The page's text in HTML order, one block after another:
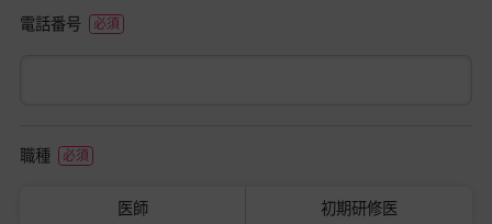
電話番号
職種
医師 初期研修医